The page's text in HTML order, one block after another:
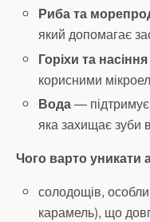
Риба та
який допомагає
Горіхи та насіння
корисними
Вода—
яка захищає зуби
Чого варто уникати
солодощів,
карамель), що